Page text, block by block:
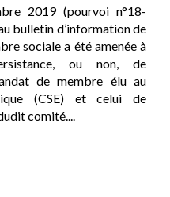
2019 (pourvoi n°18-
bulletin d’information de
sociale a été amenée à
ou non, de
de membre élu au
(CSE) et celui de
comité....